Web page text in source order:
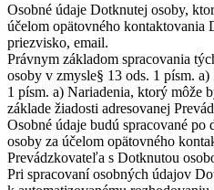
Osobné údaje Dotknutej osoby,
účelom opätovného kontaktovania
priezvisko, email.
Právnym základom spracovania
osoby v zmysle§ 13 ods. 1 písm.
1 písm. a) Nariadenia, ktorý môže
základe žiadosti adresovanej
Osobné údaje budú spracované
osoby za účelom opätovného
Prevádzkovateľa s Dotknutou
Pri spracovaní osobných údajov